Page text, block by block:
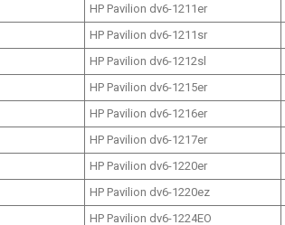
HP Pavilion dv6-1211er
HP Pavilion dv6-1211sr
HP Pavilion dv6-1212sl
HP Pavilion dv6-1215er
HP Pavilion dv6-1216er
HP Pavilion dv6-1217er
HP Pavilion dv6-1220er
HP Pavilion dv6-1220ez
HP Pavilion dv6-1224EO